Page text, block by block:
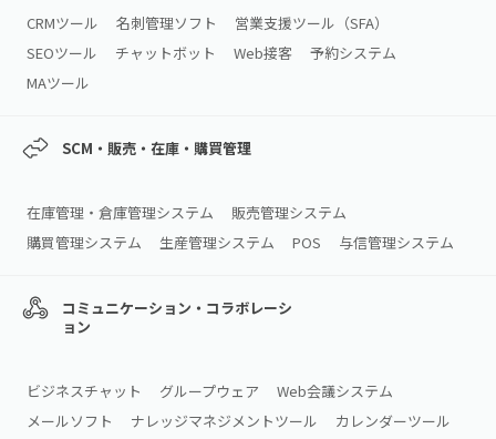
CRMツール 名刺管理ソフト
営業支援ツール（SFA）
SEOツール
チャットボット Web接客
予約システム
MAツール
SCM・販売・在庫・購買管理
在庫管理・倉庫管理システム
販売管理システム
購買管理システム
生産管理システム POS 与信管理システム
コミュニケーション・コラボレーシ
ョン
ビジネスチャット グループウェア
Web会議システム
メールソフト
ナレッジマネジメントツール
カレンダーツール